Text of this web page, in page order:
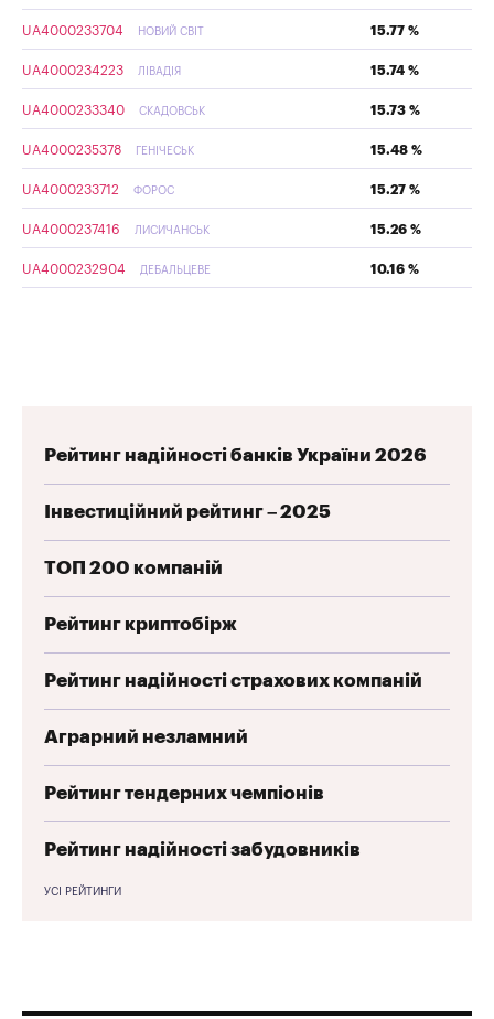
UA4000233704 НОВИЙ СВІТ 15.77 %
UA4000234223 ЛІВАДІЯ 15.74 %
UA4000233340 СКАДОВСЬК 15.73 %
UA4000235378 ГЕНІЧЕСЬК 15.48 %
UA4000233712 ФОРОС 15.27 %
UA4000237416 ЛИСИЧАНСЬК 15.26 %
UA4000232904 ДЕБАЛЬЦЕВЕ 10.16 %
Рейтинг надійності банків України 2026
Інвестиційний рейтинг – 2025
ТОП 200 компаній
Рейтинг криптобірж
Рейтинг надійності страхових компаній
Аграрний незламний
Рейтинг тендерних чемпіонів
Рейтинг надійності забудовників
УСІ РЕЙТИНГИ